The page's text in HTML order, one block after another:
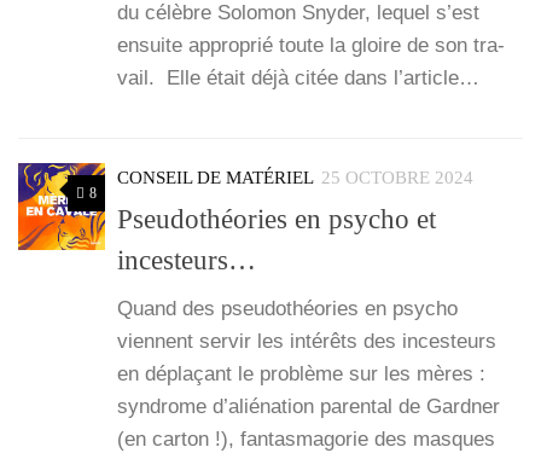
du célèbre Solo­mon Sny­der, lequel s’est
ensuite appro­prié toute la gloire de son tra­
vail. Elle était déjà citée dans l’ar­ticle…
8
CONSEIL DE MATÉRIEL 25 OCTOBRE 2024
Pseudothéories en psycho et
incesteurs…
Quand des pseu­do­théo­ries en psy­cho
viennent ser­vir les inté­rêts des inces­teurs
en dépla­çant le pro­blème sur les mères :
syn­drome d’a­lié­na­tion paren­tal de Gard­ner
(en car­ton !), fan­tas­ma­go­rie des masques